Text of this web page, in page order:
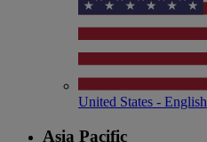
United States - English
Asia Pacific